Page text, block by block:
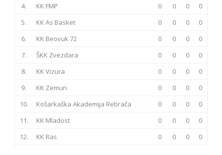
4.
KK FMP 0 0 0
0
5.
KK As Basket 0 0 0
0
6.
KK Beovuk 72 0 0 0
0
7.
ŠKK Zvezdara 0 0 0
0
8.
KK Vizura 0 0 0
0
9.
KK Zemun 0 0 0
0
10.
Košarkaška Akademija Rebrača 0 0 0
0
11.
KK Mladost 0 0 0
0
12.
KK Ras 0 0 0 0